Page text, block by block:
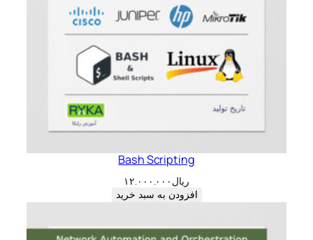
Bash Scripting
ریال ۱۲.۰۰۰.۰۰۰
افزودن به سبد خرید